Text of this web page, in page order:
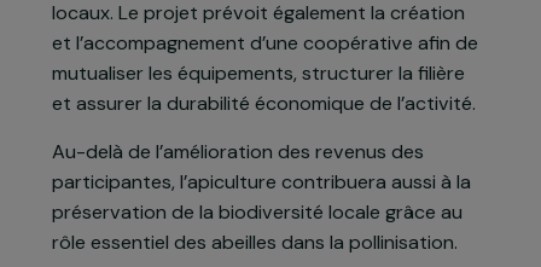
afin de lancer son activité. Les femmes seront
accompagnées tout au long du projet afin de
consolider leurs compétences et résoudre les
éventuelles difficultés. Parallèlement, une
miellerie sera construite pour permettre la
transformation, la mise en pot et le stockage du
miel avant sa commercialisation sur les marchés
locaux. Le projet prévoit également la création